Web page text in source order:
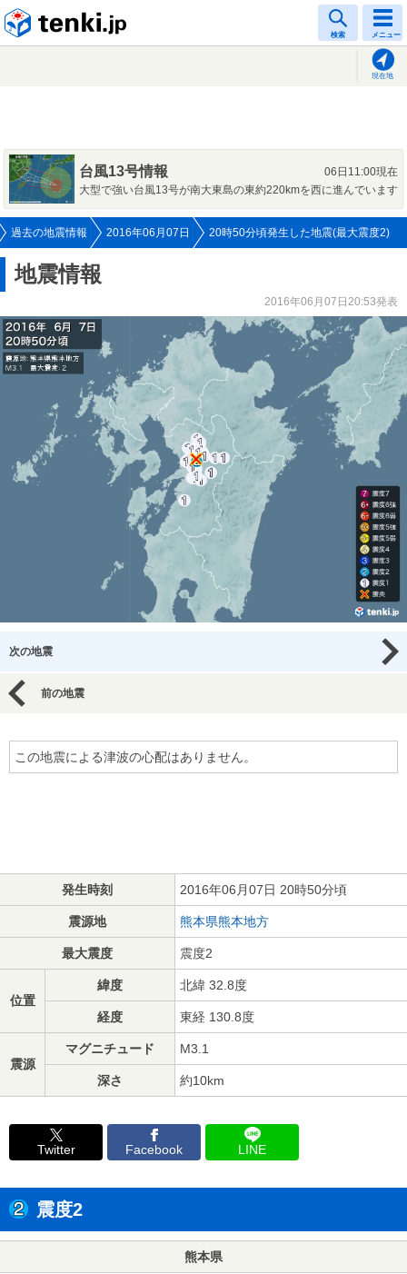
検索 メニュー
現在地
台風13号情報
06日11:00現在
大型で強い台風13号が南大東島の東約220kmを西に進んでいます
過去の地震情報 2016年06月07日 20時50分頃発生した地震(最大震度2)
地震情報
2016年06月07日20:53発表
次の地震
前の地震
この地震による津波の心配はありません。
発生時刻 2016年06月07日 20時50分頃
震源地 熊本県熊本地方
最大震度 震度2
位置
緯度 北緯 32.8度
経度 東経 130.8度
震源
マグニチュード M3.1
深さ 約10km
Twitter Facebook LINE
震度2
熊本県